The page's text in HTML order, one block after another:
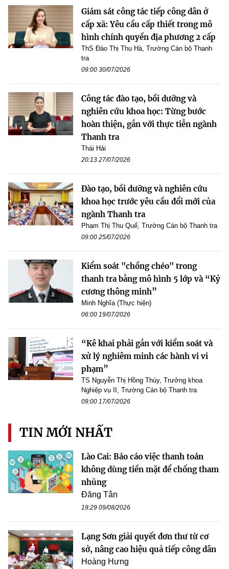
Giám sát công tác tiếp công dân ở
cấp xã: Yêu cầu cấp thiết trong mô
hình chính quyền địa phương 2 cấp
ThS Đào Thị Thu Hà, Trường Cán bộ Thanh
tra
09:00 30/07/2026
Công tác đào tạo, bồi dưỡng và
nghiên cứu khoa học: Từng bước
hoàn thiện, gắn với thực tiễn ngành
Thanh tra
Thái Hải
20:13 27/07/2026
Đào tạo, bồi dưỡng và nghiên cứu
khoa học trước yêu cầu đổi mới của
ngành Thanh tra
Phạm Thị Thu Quế, Trường Cán bộ Thanh tra
09:00 25/07/2026
Kiểm soát "chồng chéo" trong
thanh tra bằng mô hình 5 lớp và “Kỷ
cương thông minh”
Minh Nghĩa (Thực hiện)
06:00 19/07/2026
“Kê khai phải gắn với kiểm soát và
xử lý nghiêm minh các hành vi vi
phạm”
TS Nguyễn Thị Hồng Thúy, Trưởng khoa
Nghiệp vụ II, Trường Cán bộ Thanh tra
09:00 17/07/2026
TIN MỚI NHẤT
Lào Cai: Báo cáo việc thanh toán
không dùng tiền mặt để chống tham
nhũng
Đăng Tân
19:29 09/08/2026
Lạng Sơn giải quyết đơn thư từ cơ
sở, nâng cao hiệu quả tiếp công dân
Hoàng Hưng